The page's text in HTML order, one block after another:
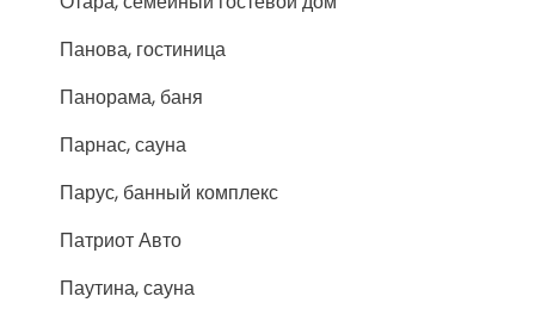
Панова, гостиница
Панорама, баня
Парнас, сауна
Парус, банный комплекс
Патриот Авто
Паутина, сауна